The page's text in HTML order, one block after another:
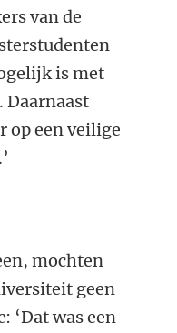
van de
is met
Daarnaast
op een veilige
mochten
geen
‘Dat was een